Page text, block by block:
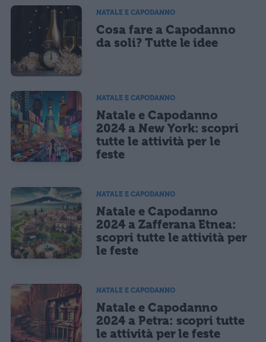
salvi i tuoi dati (nome, email) per il prossimo commento.
Ho letto e acconsento l'informativasulla privacy
Acconsento all'uso dei miei dati da parte di terzi per finalità di
marketing diretto con modalità automatizzate o tradizionali
CONFERMA E PUBBLICA
NATALE E CAPODANNO
Cosa fare a Capodanno
da soli? Tutte le idee
NATALE E CAPODANNO
Natale e Capodanno
2024 a New York: scopri
tutte le attività per le
feste
NATALE E CAPODANNO
Natale e Capodanno
2024 a Zafferana Etnea:
scopri tutte le attività per
le feste
NATALE E CAPODANNO
Natale e Capodanno
2024 a Petra: scopri tutte
le attività per le feste